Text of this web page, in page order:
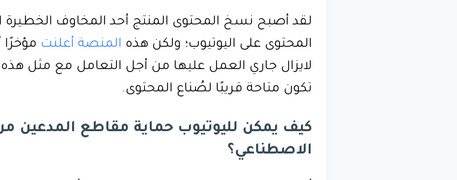
لقد أصبح نسخ المحتوى المنتج أحد المخاوف الخطيرة
المحتوى على اليوتيوب؛ ولكن هذه المنصة أعلنت
لايزال جاري العمل عليها من أجل التعامل مع مثل
تكون متاحة قريبًا لصُناع المحتوى.
كيف يمكن لليوتيوب حماية مقاطع المدعين
الاصطناعي؟